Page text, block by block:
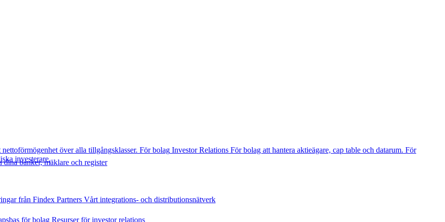
över alla tillgångsklasser. För bolag Investor Relations För bolag att hantera aktieägare, cap table och datarum. För
investerare.
dina banker, mäklare och register
från Findex Partners Vårt integrations- och distributionsnätverk
för bolag Resurser för investor relations